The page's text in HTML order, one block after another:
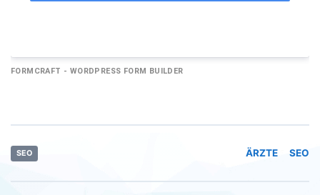
FORMCRAFT - WORDPRESS FORM BUILDER
SEO ÄRZTE SEO